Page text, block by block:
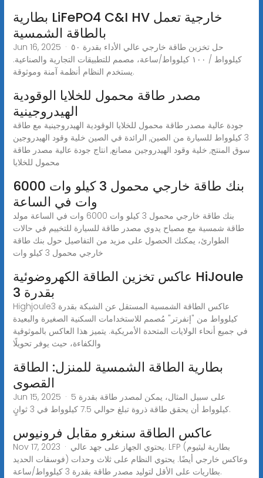
بطارية LiFePO4 C&I HV خارجية تعمل
بالطاقة الشمسية
Jun 16, 2025 · حل تخزين طاقة خارجي عالي الأداء بقدرة ٥٠
كيلوواط / ١٠٠ كيلوواط/ساعة، مصمم للتطبيقات التجارية والصناعية.
يستخدم النظام أنظمة آمنة وموثوقة.
مصدر طاقة محمول للخلايا الوقودية
الهيدروجينية
جودة عالية مصدر طاقة محمول للخلايا الوقودية الهيدروجينية مع طاقة
3 كيلوواط للسيارة من الصين, الرائدة في الصين خلية وقود الهيدروجين
سوق المنتج, خلية وقود الهيدروجين مصانع, انتاج جودة عالية مصدر طاقة
محمول للخلايا
بنك طاقة خارجي محمول 3 كيلو وات 6000
وات في الساعة
بنك طاقة خارجي محمول 3 كيلو وات 6000 وات في الساعة مولد
طاقة شمسية مع مصباح يدوي مصدر طاقة للسيارة للتخييم في حالات
الطوارئ، يمكنك الحصول على مزيد من التفاصيل حول بنك طاقة
خارجي محمول 3 كيلو وات
عاكس تخزين الطاقة الكهروضوئية HiJoule
بقدرة 3
Highjouleعاكس الطاقة الشمسية المستقل عن الشبكة بقدرة 3
كيلوواط من "إنفرتر" مُصمم للاستخدامات السكنية الصغيرة والبعيدة
في جميع أنحاء الولايات المتحدة الأمريكية. يتميز هذا العاكس بالموثوقية
والكفاءة، حيث يوفر تحويلًا
بطارية الطاقة الشمسية للمنزل: الطاقة
القصوى
Jun 15, 2025 · على سبيل المثال، يمكن لمصدر طاقة بقدرة 5
كيلوواط أن يحقق طاقة ذروة تبلغ حوالي 7.5 كيلوواط في 3 ثوانٍ.
عاكس الطاقة سنغرو مقابل فرونيوس
Nov 17, 2023 · يحتوي الجهاز على جهد عالي. LFP (بطارية ليثيوم
فوسفات الحديد) وعاكس خارجي أيضًا. يحتوي النظام على ثلاث وحدات
بطاريات على الأقل لتوليد مصدر طاقة بقدرة 3 كيلوواط/ساعة.